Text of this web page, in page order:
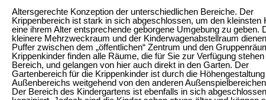
Altersgerechte Konzeption der unterschiedlichen Bereiche. Der
Krippenbereich ist stark in sich abgeschlossen, um den kleinsten
eine ihrem Alter entsprechende geborgene Umgebung zu geben.
kleinere Mehrzweckraum und der Kinderwagenabstellraum
Puffer zwischen dem „öffentlichen“ Zentrum und den
Krippenkinder finden alle Räume, die für Sie zur Verfügung
Bereich, und gelangen von hier auch direkt in den Garten. Der
Gartenbereich für die Krippenkinder ist durch die
Außenbereichs weitgehend von den anderen
Der Bereich des Kindergartens ist ebenfalls in sich abgeschlossen